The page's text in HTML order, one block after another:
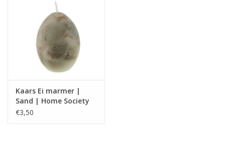
Huisparfums
Merken
Kaars Ei marmer |
Sand | Home Society
€3,50